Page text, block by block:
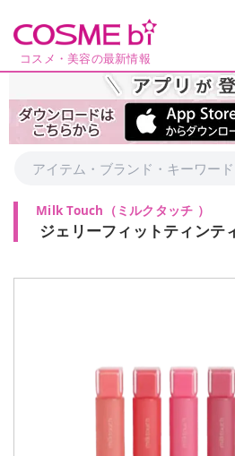
コスメ・美容の最新情報
Milk Touch （ ミルクタッチ ）
ジェリーフィットティンテ